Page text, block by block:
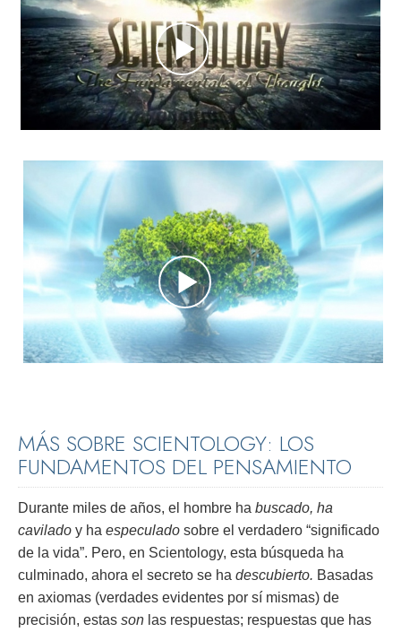
MÁS SOBRE SCIENTOLOGY: LOS
FUNDAMENTOS DEL PENSAMIENTO
Durante miles de años, el hombre ha buscado, ha
cavilado y ha especulado sobre el verdadero “significado
de la vida”. Pero, en Scientology, esta búsqueda ha
culminado, ahora el secreto se ha descubierto. Basadas
en axiomas (verdades evidentes por sí mismas) de
precisión, estas son las respuestas; respuestas que has